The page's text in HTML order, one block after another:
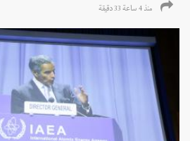
منذ 4 ساعة 33 دقیقة